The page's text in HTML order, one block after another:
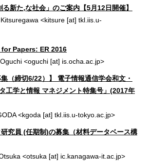
新た,な社会」のご案内【5月12日開催】
<kitsure [at] tkl.iis.u-
Papers: ER 2016
<oguchi [at] is.ocha.ac.jp>
（締切6/22）】 電子情報通信学会和文・
工学と情報 マネジメント特集号」(2017年
<kgoda [at] tkl.iis.u-tokyo.ac.jp>
究員 (任期制)の募集（材料データベース構
<otsuka [at] ic.kanagawa-it.ac.jp>